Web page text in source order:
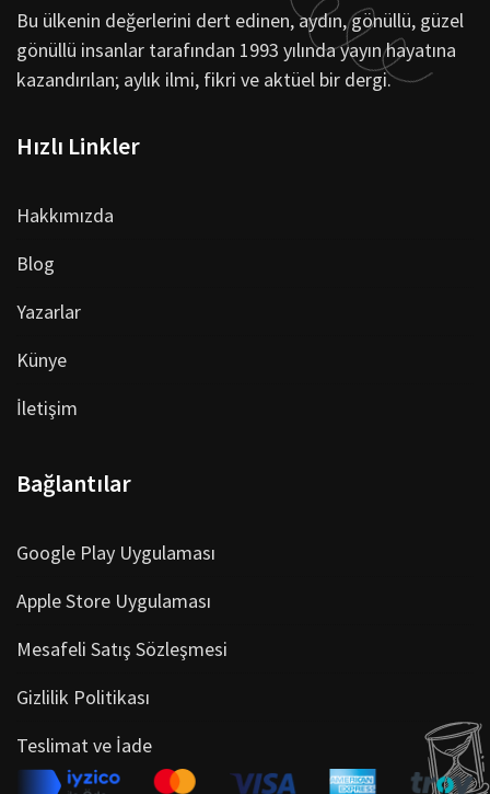
Bu ülkenin değerlerini dert edinen, aydın, gönüllü, güzel
gönüllü insanlar tarafından 1993 yılında yayın hayatına
kazandırılan; aylık ilmi, fikri ve aktüel bir dergi.
Hızlı Linkler
Hakkımızda
Blog
Yazarlar
Künye
İletişim
Bağlantılar
Google Play Uygulaması
Apple Store Uygulaması
Mesafeli Satış Sözleşmesi
Gizlilik Politikası
Teslimat ve İade